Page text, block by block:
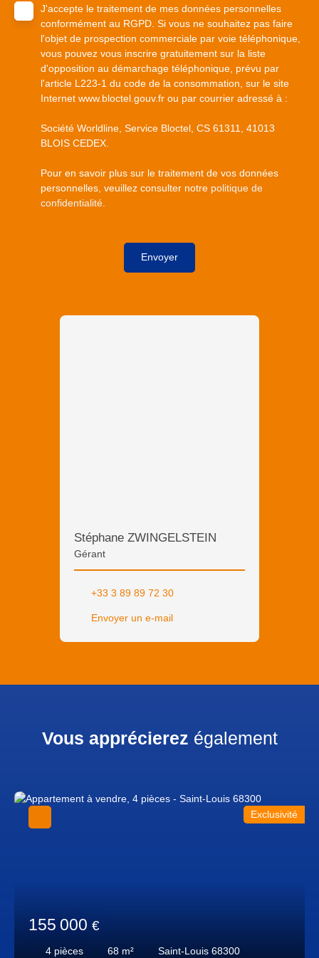
J'accepte le traitement de mes données personnelles
conformément au RGPD. Si vous ne souhaitez pas faire
l'objet de prospection commerciale par voie téléphonique,
vous pouvez vous inscrire gratuitement sur la liste
d'opposition au démarchage téléphonique, prévu par
l'article L223-1 du code de la consommation, sur le site
Internet www.bloctel.gouv.fr ou par courrier adressé à :
Société Worldline, Service Bloctel, CS 61311, 41013
BLOIS CEDEX.
Pour en savoir plus sur le traitement de vos données
personnelles, veuillez consulter notre politique de
confidentialité
Envoyer
Stéphane ZWINGELSTEIN
Gérant
+33 3 89 89 72 30
Envoyer un e-mail
Vous apprécierez également
155 000 €
4 pièces 68 m² Saint-Louis 68300
Exclusivité